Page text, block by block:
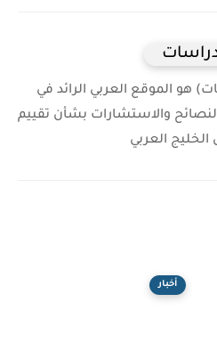
هو الموقع العربي الرائد في
والاستشارات بشأن تقييم
العربي
أخبار